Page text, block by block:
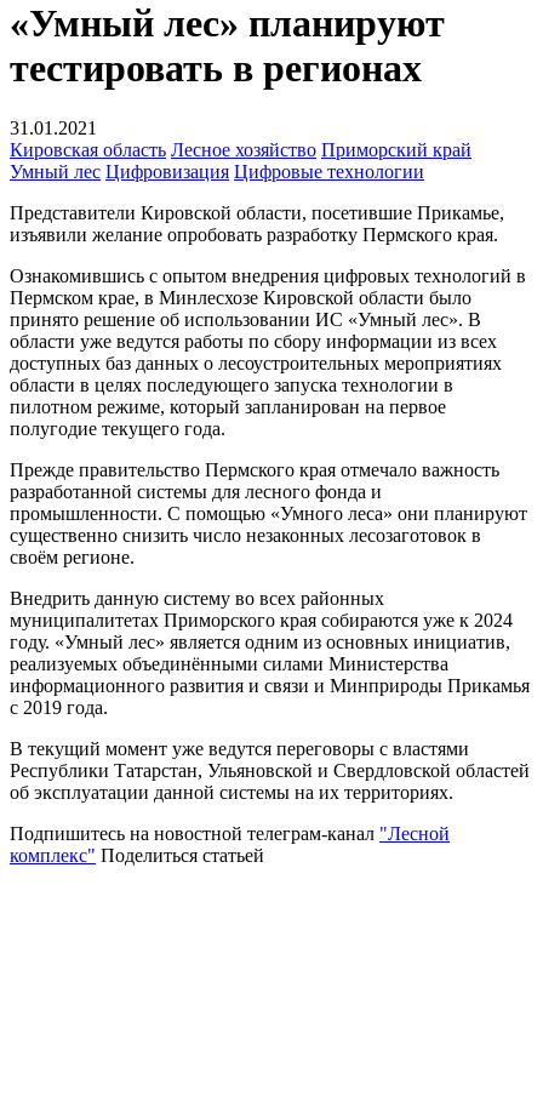
«Умный лес» планируют
тестировать в регионах
31.01.2021
Кировская область Лесное хозяйство Приморский край
Умный лес Цифровизация Цифровые технологии
Представители Кировской области, посетившие Прикамье,
изъявили желание опробовать разработку Пермского края.
Ознакомившись с опытом внедрения цифровых технологий в
Пермском крае, в Минлесхозе Кировской области было
принято решение об использовании ИС «Умный лес». В
области уже ведутся работы по сбору информации из всех
доступных баз данных о лесоустроительных мероприятиях
области в целях последующего запуска технологии в
пилотном режиме, который запланирован на первое
полугодие текущего года.
Прежде правительство Пермского края отмечало важность
разработанной системы для лесного фонда и
промышленности. С помощью «Умного леса» они планируют
существенно снизить число незаконных лесозаготовок в
своём регионе.
Внедрить данную систему во всех районных
муниципалитетах Приморского края собираются уже к 2024
году. «Умный лес» является одним из основных инициатив,
реализуемых объединёнными силами Министерства
информационного развития и связи и Минприроды Прикамья
с 2019 года.
В текущий момент уже ведутся переговоры с властями
Республики Татарстан, Ульяновской и Свердловской областей
об эксплуатации данной системы на их территориях.
Подпишитесь на новостной телеграм-канал "Лесной
комплекс" Поделиться статьей